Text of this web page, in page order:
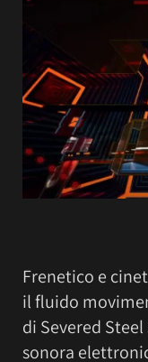
Frenetico e
il fluido
di Severed
sonora